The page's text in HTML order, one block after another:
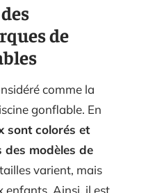
de
comme la
gonflable. En
sont colorés et
modèles de
varient, mais
enfants. Ainsi, il est